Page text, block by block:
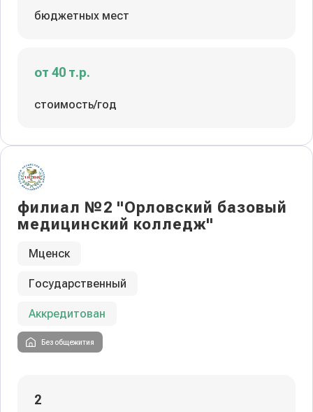
бюджетных мест
от 40 т.р.
стоимость/год
филиал №2 "Орловский базовый
медицинский колледж"
Мценск
Государственный
Аккредитован
Без общежития
2